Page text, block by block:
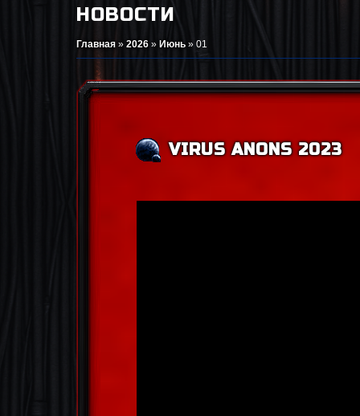
НОВОСТИ
Главная » 2026 » Июнь » 01
VIRUS ANONS 2023